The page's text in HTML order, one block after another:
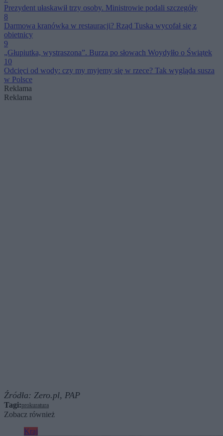
Prezydent ułaskawił trzy osoby. Ministrowie podali szczegóły
8
Darmowa kranówka w restauracji? Rząd Tuska wycofał się z
obietnicy
9
„Głupiutka, wystraszona”. Burza po słowach Woydyłło o Świątek
10
Odcięci od wody: czy my myjemy się w rzece? Tak wygląda susza
w Polsce
Reklama
Reklama
Źródła: Zero.pl, PAP
Tagi:prokuratura
Zobacz również
Kraj